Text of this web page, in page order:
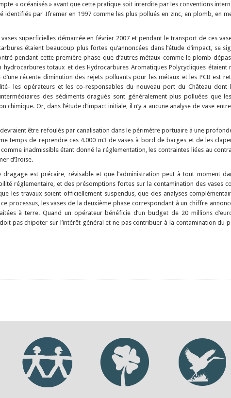
« océanisés » avant que cette pratique soit interdite par les conventions
par Ifremer en 1997 comme les plus pollués en zinc, en plomb, en
superficielles démarrée en février 2007 et pendant le transport de ces
étaient beaucoup plus fortes qu’annoncées dans l’étude d’impact, se
pendant cette première phase que d’autres métaux comme le plomb
totaux et des Hydrocarbures Aromatiques Polycycliques étaient
récente diminution des rejets polluants pour les métaux et les PCB est
les opérateurs et les co-responsables du nouveau port du Château dont
des sédiments dragués sont généralement plus polluées que
chimique. Or, dans l’étude d’impact initiale, il n’y a aucune analyse de vase
être refoulés par canalisation dans le périmètre portuaire à une
temps de reprendre ces 4.000 m3 de vases à bord de barges et de les
inadmissible étant donné la réglementation, les contraintes liées au
d’Iroise.
dragage est précaire, révisable et que l’administration peut à tout moment
réglementaire, et des présomptions fortes sur la contamination des vases
les travaux soient officiellement suspendus, que des analyses
processus, les vases de la deuxième phase correspondant à un chiffre
à terre. Quand un opérateur bénéficie d’un budget de 20 millions
doit pas chipoter sur l’intérêt général et ne pas contribuer à la contamination du